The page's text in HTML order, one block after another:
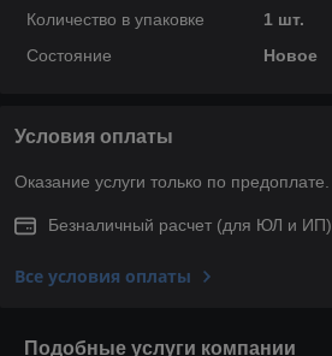
Количество в упаковке
1 шт.
Состояние
Новое
Условия оплаты
Оказание услуги только по предоплате.
Безналичный расчет (для ЮЛ и ИП)
Все условия оплаты
Подобные услуги компании